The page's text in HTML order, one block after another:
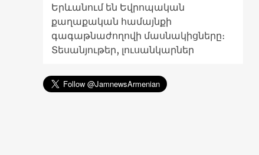
Երևանում են Եվրոպական
քաղաքական համայնքի
գագաթնաժողովի մասնակիցները։
Տեսանյութեր, լուսանկարներ